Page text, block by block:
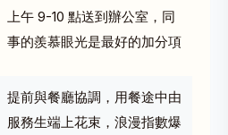
上午 9-10 點送到辦公室，同
事的羨慕眼光是最好的加分項
提前與餐廳協調，用餐途中由
服務生端上花束，浪漫指數爆